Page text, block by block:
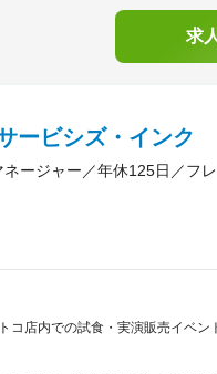
求
ービシズ・インク
ージャー／年休125日／フ
コ店内での試食・実演販売イベ